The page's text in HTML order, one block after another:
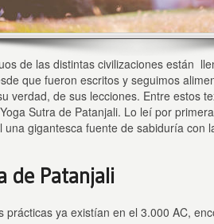
de las distintas civilizaciones están
que fueron escritos y seguimos
verdad, de sus lecciones. Entre estos
Sutra de Patanjali. Lo leí por
gigantesca fuente de sabiduría con
de Patanjali
prácticas ya existían en el 3.000 AC,